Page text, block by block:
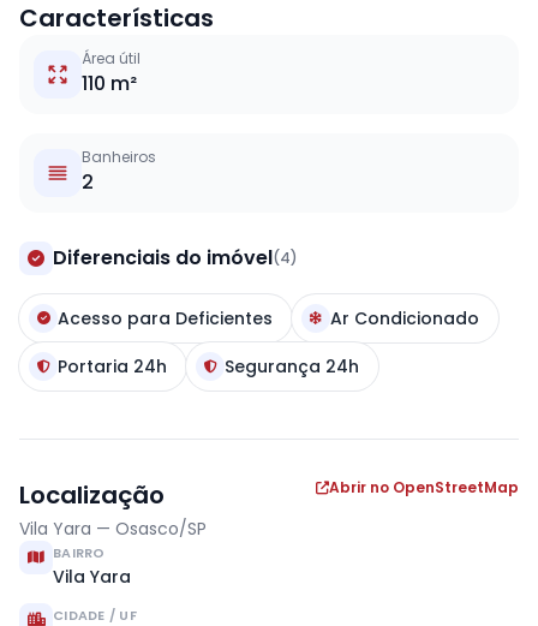
Características
Área útil
110 m²
Banheiros
2
Diferenciais do imóvel(4)
Acesso para Deficientes
Ar Condicionado
Portaria 24h
Segurança 24h
Localização
Vila Yara — Osasco/SP
Abrir no OpenStreetMap
BAIRRO
Vila Yara
CIDADE / UF